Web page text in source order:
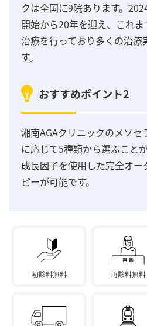
クは全国に9院あります。
開始から20年を迎え、これ
治療を行っており多くの治療
す。
おすすめポイント2
湘南AGAクリニックのメソ
に応じて5種類から選ぶこと
成長因子を使用した完全オー
ピーが可能です。
初診料無料 再診料無料